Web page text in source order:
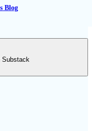
Blog
Substack